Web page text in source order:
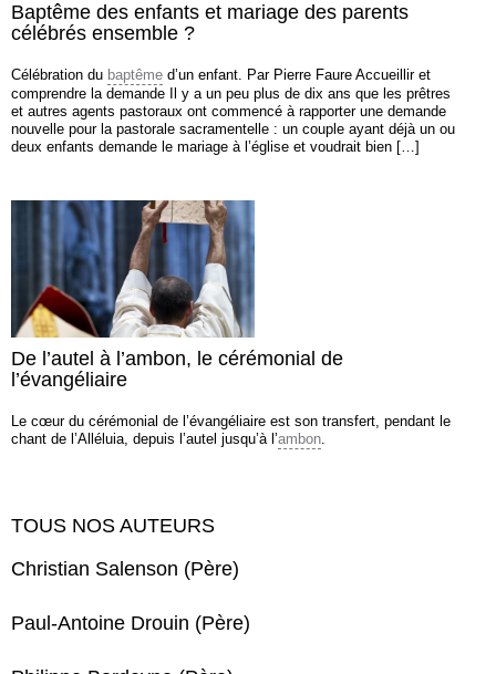
Baptême des enfants et mariage des parents
célébrés ensemble ?
Célébration du baptême d’un enfant. Par Pierre Faure Accueillir et
comprendre la demande Il y a un peu plus de dix ans que les prêtres
et autres agents pastoraux ont commencé à rapporter une demande
nouvelle pour la pastorale sacramentelle : un couple ayant déjà un ou
deux enfants demande le mariage à l’église et voudrait bien […]
De l’autel à l’ambon, le cérémonial de
l’évangéliaire
Le cœur du cérémonial de l’évangéliaire est son transfert, pendant le
chant de l’Alléluia, depuis l’autel jusqu’à l’ambon.
TOUS NOS AUTEURS
Christian Salenson (Père)
Paul-Antoine Drouin (Père)